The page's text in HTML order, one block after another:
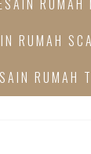
RUMAH
RUMAH